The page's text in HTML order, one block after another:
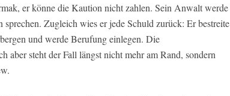
er könne die Kaution nicht zahlen. Sein Anwalt werde
Zugleich wies er jede Schuld zurück: Er bestreite
und werde Berufung einlegen. Die
aber steht der Fall längst nicht mehr am Rand, sondern